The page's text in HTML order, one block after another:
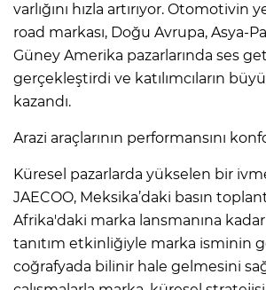
varlığını hızla artırıyor. Otomotivin
road markası, Doğu Avrupa, Asya-
Güney Amerika pazarlarında ses
gerçekleştirdi ve katılımcıların
kazandı.
Arazi araçlarının performansını
Küresel pazarlarda yükselen bir
JAECOO, Meksika’daki basın
Afrika'daki marka lansmanına
tanıtım etkinliğiyle marka isminin
coğrafyada bilinir hale gelmesini